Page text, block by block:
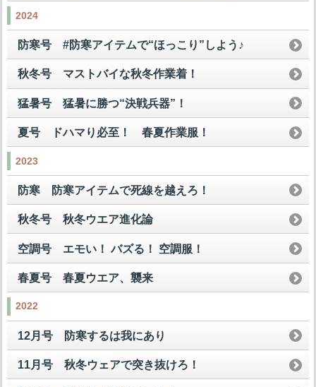
2024
防寒号 #防寒アイテムで“ほっこり”しよう♪
秋冬号 マストバイな秋冬作業着！
猛暑号 猛暑に勝つ“決戦兵器”！
夏号 ドハマり必至！ 春夏作業服！
2023
防寒 防寒アイテムで死線を越えろ！
秋冬号 秋冬ウエア進化論
空調号 エモい！ バズる！ 空調服！
春夏号 春夏ウエア、襲来
2022
12月号 防寒するは我にあり
11月号 秋冬ウェアで突き抜けろ！